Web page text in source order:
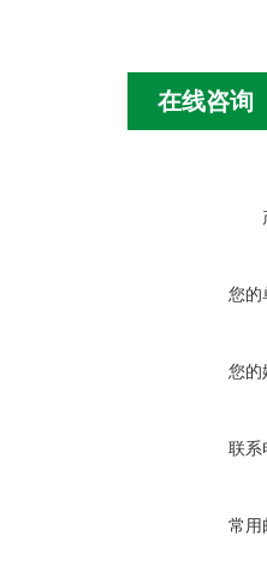
在线咨询
您的
您的
联系
常用